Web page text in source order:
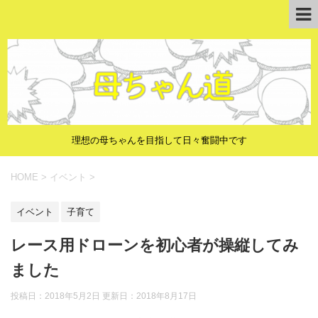
理想の母ちゃんを目指して日々奮闘中です
HOME > イベント >
イベント 子育て
レース用ドローンを初心者が操縦してみ
ました
投稿日：2018年5月2日 更新日： 2018年8月17日